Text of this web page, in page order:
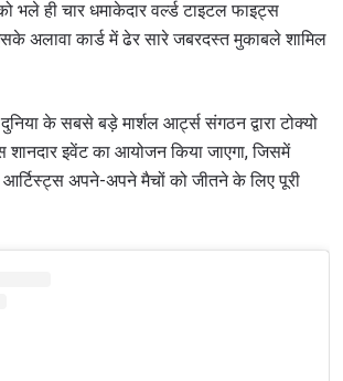
भले ही चार धमाकेदार वर्ल्ड टाइटल फाइट्स
अलावा कार्ड में ढेर सारे जबरदस्त मुकाबले शामिल
के सबसे बड़े मार्शल आर्ट्स संगठन द्वारा टोक्यो
शानदार इवेंट का आयोजन किया जाएगा, जिसमें
आर्टिस्ट्स अपने-अपने मैचों को जीतने के लिए पूरी